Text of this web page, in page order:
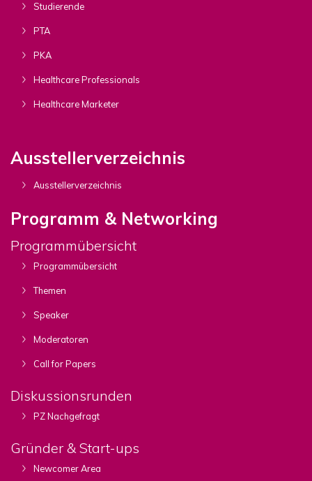
Studierende
PTA
PKA
Healthcare Professionals
Healthcare Marketer
Ausstellerverzeichnis
Ausstellerverzeichnis
Programm & Networking
Programmübersicht
Programmübersicht
Themen
Speaker
Moderatoren
Call for Papers
Diskussionsrunden
PZ Nachgefragt
Gründer & Start-ups
Newcomer Area